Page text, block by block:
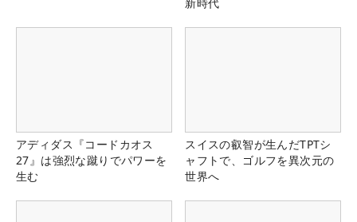
アディダス『コードカオス
27』は強烈な蹴りでパワーを
生む
スイスの叡智が生んだTPTシ
ャフトで、ゴルフを異次元の
世界へ